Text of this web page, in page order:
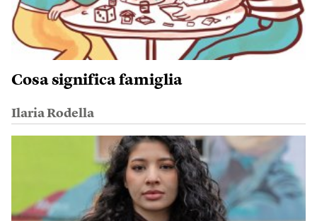
Cosa significa famiglia
Ilaria Rodella